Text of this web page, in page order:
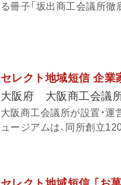
る冊子「坂出商工会議所徹
セレクト地域短信 企業
大阪府 大阪商工会議
大阪商工会議所が設置・
ュージアムは、同所創立